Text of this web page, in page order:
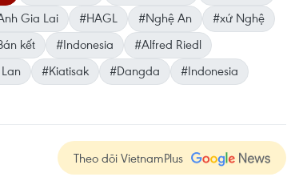
Gia Lai #HAGL #Nghệ An
#xứ Nghệ
kết #Indonesia
#Alfred Riedl
#Kiatisak #Dangda
#Indonesia
Theo dõi VietnamPlus